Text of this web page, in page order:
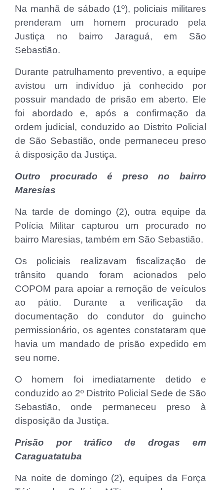
Na manhã de sábado (1º), policiais militares
prenderam um homem procurado pela
Justiça no bairro Jaraguá, em São
Sebastião.
Durante patrulhamento preventivo, a equipe
avistou um indivíduo já conhecido por
possuir mandado de prisão em aberto. Ele
foi abordado e, após a confirmação da
ordem judicial, conduzido ao Distrito Policial
de São Sebastião, onde permaneceu preso
à disposição da Justiça.
Outro procurado é preso no bairro
Maresias
Na tarde de domingo (2), outra equipe da
Polícia Militar capturou um procurado no
bairro Maresias, também em São Sebastião.
Os policiais realizavam fiscalização de
trânsito quando foram acionados pelo
COPOM para apoiar a remoção de veículos
ao pátio. Durante a verificação da
documentação do condutor do guincho
permissionário, os agentes constataram que
havia um mandado de prisão expedido em
seu nome.
O homem foi imediatamente detido e
conduzido ao 2º Distrito Policial Sede de São
Sebastião, onde permaneceu preso à
disposição da Justiça.
Prisão por tráfico de drogas em
Caraguatatuba
Na noite de domingo (2), equipes da Força